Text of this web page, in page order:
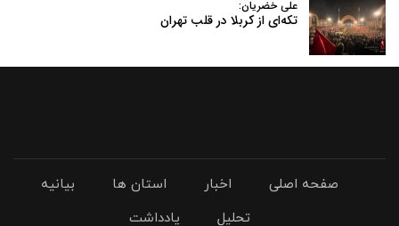
علی خضریان:
تکه‌ای از کربلا در قلب تهران
صفحه اصلی اخبار استان ها
بیانیه
تحلیل
یادداشت